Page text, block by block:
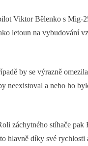
Viktor Bělenko s Mig-
letoun na vybudování
by se výrazně
a nebo ho
záchytného stíhače pak
hlavně díky své